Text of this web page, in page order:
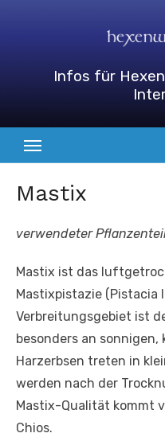
Infos für
Mastix
verwendeter
Mastix ist das
Mastixpistazie (Pistacia
Verbreitungsgebiet ist
besonders an
Harzerbsen treten in
werden nach der
Mastix-Qualität kommt
Chios.